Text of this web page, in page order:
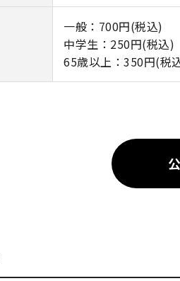
一般：700円(税込)
中学生：250円(税込)
65歳以上：350円(税